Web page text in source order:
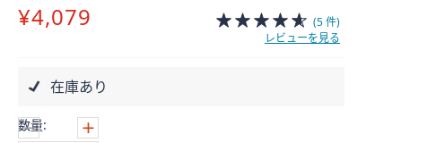
削
¥4,079
(5 件)
レビューを見る
在庫あり
数量: